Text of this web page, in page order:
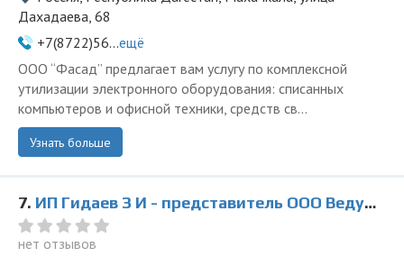
Дахадаева, 68
+7(8722)56...ещё
ООО “Фасад” предлагает вам услугу по комплексной
утилизации электронного оборудования: списанных
компьютеров и офисной техники, средств св...
Узнать больше
7. ИП Гидаев З И - представитель ООО Ведущая Утилизирующая Компания
нет отзывов